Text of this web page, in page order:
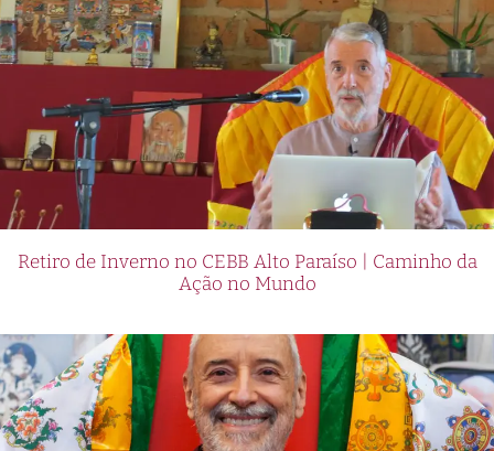
Retiro de Inverno no CEBB Alto Paraíso | Caminho da
Ação no Mundo